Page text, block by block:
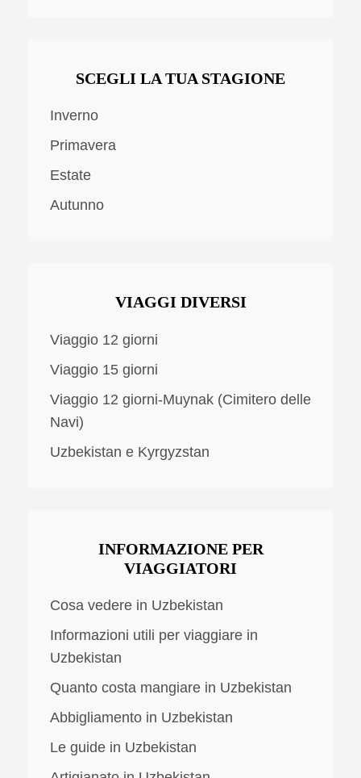
SCEGLI LA TUA STAGIONE
Inverno
Primavera
Estate
Autunno
VIAGGI DIVERSI
Viaggio 12 giorni
Viaggio 15 giorni
Viaggio 12 giorni-Muynak (Cimitero delle
Navi)
Uzbekistan e Kyrgyzstan
INFORMAZIONE PER
VIAGGIATORI
Cosa vedere in Uzbekistan
Informazioni utili per viaggiare in
Uzbekistan
Quanto costa mangiare in Uzbekistan
Abbigliamento in Uzbekistan
Le guide in Uzbekistan